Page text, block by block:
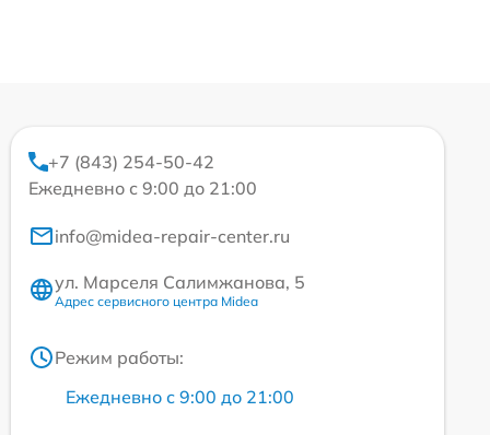
+7 (843) 254-50-42
Ежедневно с 9:00 до 21:00
info@midea-repair-center.ru
ул. Марселя Салимжанова, 5
Адрес сервисного центра Midea
Режим работы:
Ежедневно с 9:00 до 21:00